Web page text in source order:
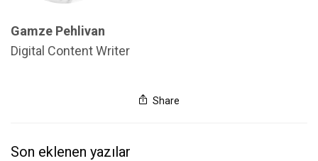
Gamze Pehlivan
Digital Content Writer
Share
Son eklenen yazılar